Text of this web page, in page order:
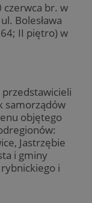
czerwca br. w
Bolesława
II piętro) w
przedstawicieli
samorządów
objętego
Jastrzębie
i gminy
i